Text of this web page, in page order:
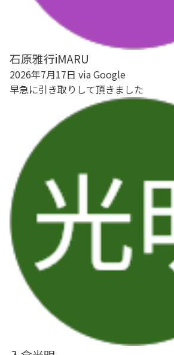
石原雅行iMARU
2026年7月17日 via Google
早急に引き取りして頂きました